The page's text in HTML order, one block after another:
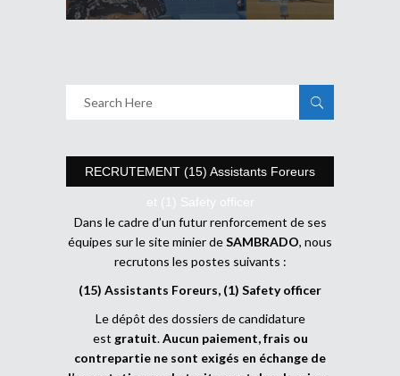
RECRUTEMENT (15) Assistants Foreurs
et (1) Safety officer
Dans le cadre d’un futur renforcement de ses
équipes sur le site minier deSAMBRADO, nous
recrutons les postes suivants :
(15) Assistants Foreurs, (1) Safety officer
Le dépôt des dossiers de candidature
est gratuit.Aucun paiement, frais ou
contrepartie ne sont exigés en échange de